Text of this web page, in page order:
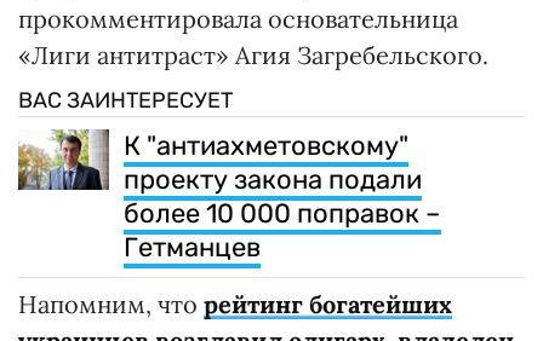
прокомментировала основательница
«Лиги антитраст» Агия Загребельского.
ВАС ЗАИНТЕРЕСУЕТ
К "антиахметовскому"
проекту закона подали
более 10 000 поправок –
Гетманцев
Напомним, что рейтинг богатейших